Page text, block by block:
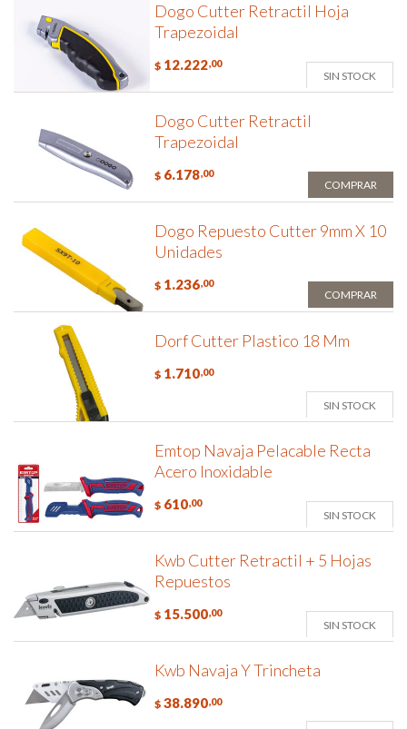
Dogo Cutter Retractil Hoja
Trapezoidal
$ 12.222,00
SIN STOCK
Dogo Cutter Retractil
Trapezoidal
$ 6.178,00
COMPRAR
Dogo Repuesto Cutter 9mm X 10
Unidades
$ 1.236,00
COMPRAR
Dorf Cutter Plastico 18 Mm
$ 1.710,00
SIN STOCK
Emtop Navaja Pelacable Recta
Acero Inoxidable
$ 610,00
SIN STOCK
Kwb Cutter Retractil + 5 Hojas
Repuestos
$ 15.500,00
SIN STOCK
Kwb Navaja Y Trincheta
$ 38.890,00